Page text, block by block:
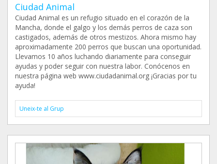
Ciudad Animal
Ciudad Animal es un refugio situado en el corazón de la
Mancha, donde el galgo y los demás perros de caza son
castigados, además de otros mestizos. Ahora mismo hay
aproximadamente 200 perros que buscan una oportunidad.
Llevamos 10 años luchando diariamente para conseguir
ayudas y poder seguir con nuestra labor. Conócenos en
nuestra página web www.ciudadanimal.org ¡Gracias por tu
ayuda!
Uneix-te al Grup